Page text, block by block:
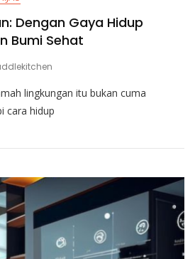
Dengan Gaya Hidup
Bumi Sehat
lingkungan itu bukan cuma
cara hidup